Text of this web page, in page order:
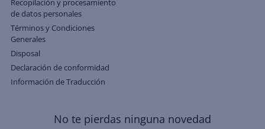
Recopilación y procesamiento
de datos personales
Términos y Condiciones
Generales
Disposal
Declaración de conformidad
Información de Traducción
No te pierdas ninguna novedad